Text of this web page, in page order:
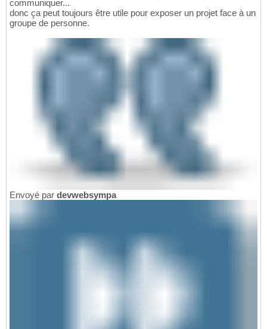
communiquer...
donc ça peut toujours être utile pour exposer un projet face à un
groupe de personne.
Envoyé par devwebsympa